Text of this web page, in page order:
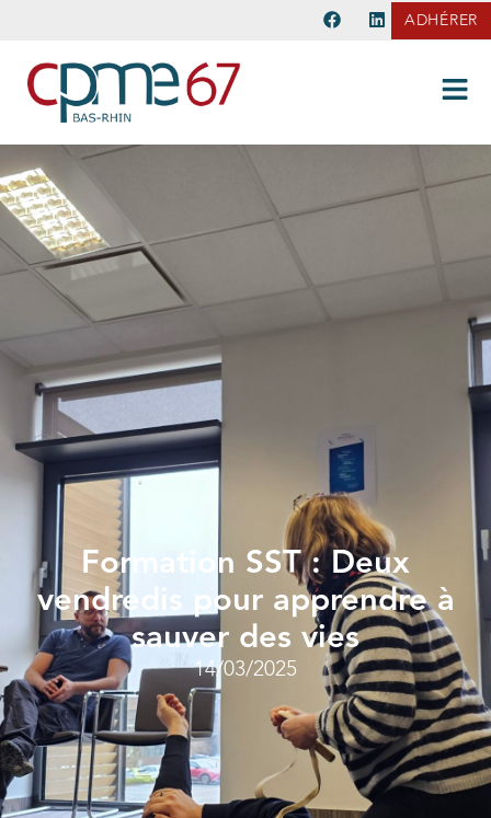
ADHÉRER
Formation SST : Deux
vendredis pour apprendre à
sauver des vies
14/03/2025